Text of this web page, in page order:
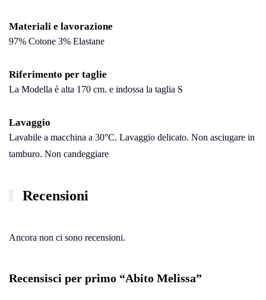
Materiali e lavorazione
97% Cotone 3% Elastane
Riferimento per taglie
La Modella è alta 170 cm. e indossa la taglia S
Lavaggio
Lavabile a macchina a 30°C. Lavaggio delicato. Non asciugare in
tamburo. Non candeggiare
Recensioni
Ancora non ci sono recensioni.
Recensisci per primo “Abito Melissa”